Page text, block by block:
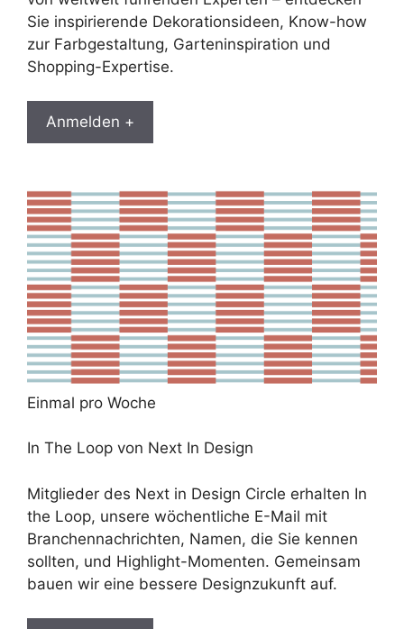
Sie inspirierende Dekorationsideen, Know-how
zur Farbgestaltung, Garteninspiration und
Shopping-Expertise.
Anmelden +
Einmal pro Woche
In The Loop von Next In Design
Mitglieder des Next in Design Circle erhalten In
the Loop, unsere wöchentliche E-Mail mit
Branchennachrichten, Namen, die Sie kennen
sollten, und Highlight-Momenten. Gemeinsam
bauen wir eine bessere Designzukunft auf.